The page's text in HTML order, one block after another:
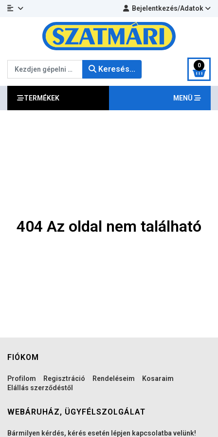
Bejelentkezés/Adatok
Keresés... 0
TERMÉKEK MENÜ
404 Az oldal nem található
FIÓKOM
Profilom Regisztráció Rendeléseim
Kosaraim
Elállás szerződéstől
WEBÁRUHÁZ, ÜGYFÉLSZOLGÁLAT
Bármilyen kérdés, kérés esetén lépjen kapcsolatba velünk!